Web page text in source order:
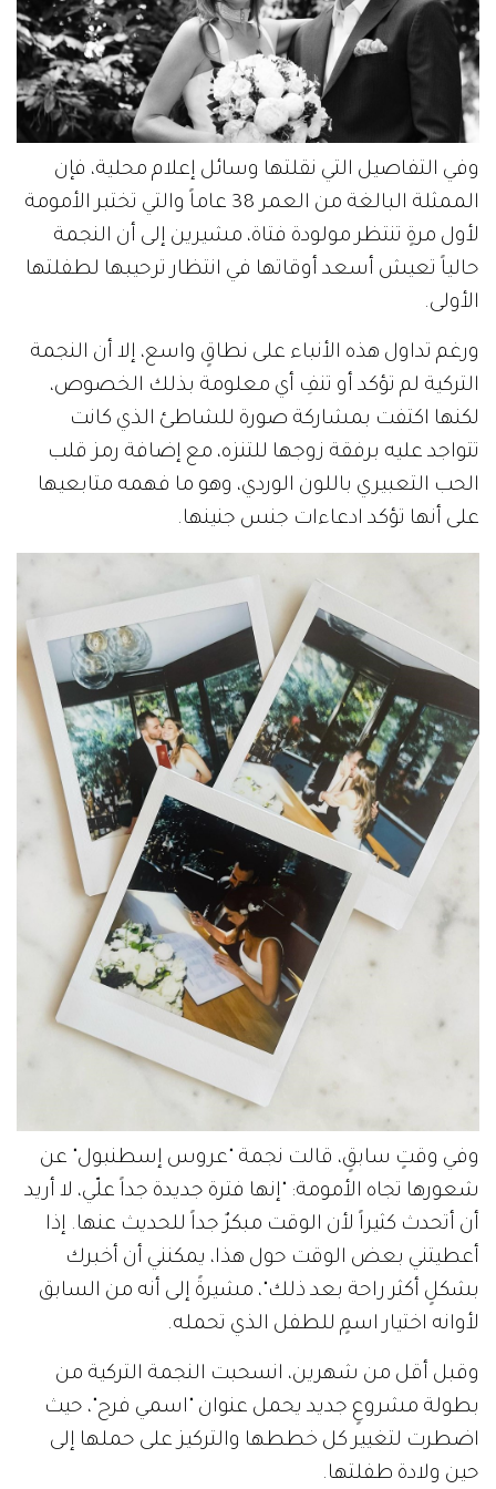
وفي التفاصيل التي نقلتها وسائل إعلام محلية، فإن
الممثلة البالغة من العمر 38 عاماً والتي تختبر الأمومة
لأول مرةٍ تنتظر مولودة فتاة، مشيرين إلى أن النجمة
حالياً تعيش أسعد أوقاتها في انتظار ترحيبها لطفلتها
الأولى.
ورغم تداول هذه الأنباء على نطاقٍ واسع، إلا أن النجمة
التركية لم تؤكد أو تنفِ أي معلومة بذلك الخصوص،
لكنها اكتفت بمشاركة صورة للشاطئ الذي كانت
تتواجد عليه برفقة زوجها للتنزه، مع إضافة رمز قلب
الحب التعبيري باللون الوردي، وهو ما فهمه متابعيها
على أنها تؤكد ادعاءات جنس جنينها.
وفي وقتٍ سابقٍ، قالت نجمة "عروس إسطنبول" عن
شعورها تجاه الأمومة: "إنها فترة جديدة جداً علّي، لا أريد
أن أتحدث كثيراً لأن الوقت مبكرٌ جداً للحديث عنها. إذا
أعطيتني بعض الوقت حول هذا، يمكنني أن أخبرك
بشكلٍ أكثر راحة بعد ذلك"، مشيرةً إلى أنه من السابق
لأوانه اختيار اسمٍ للطفل الذي تحمله.
وقبل أقل من شهرين، انسحبت النجمة التركية من
بطولة مشروعٍ جديد يحمل عنوان "اسمي فرح"، حيث
اضطرت لتغيير كل خططها والتركيز على حملها إلى
حين ولادة طفلتها.